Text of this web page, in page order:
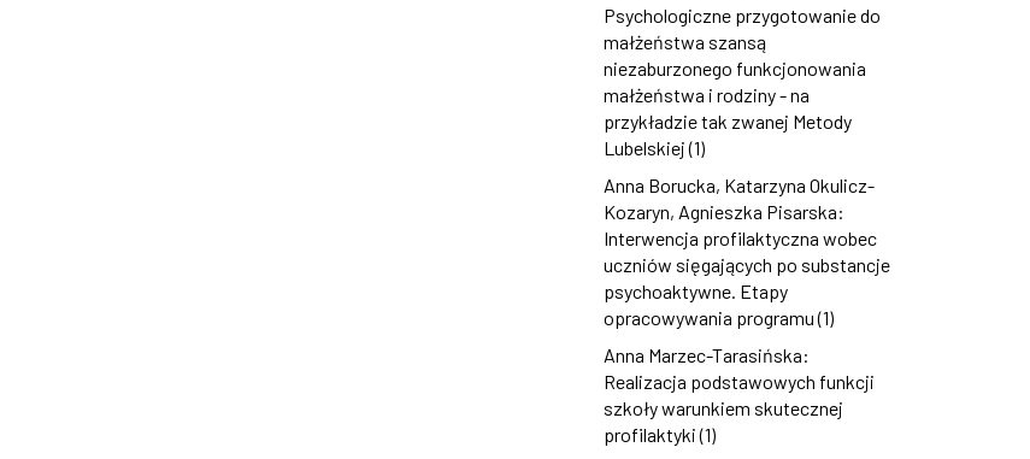
Psychologiczne przygotowanie do
małżeństwa szansą
niezaburzonego funkcjonowania
małżeństwa i rodziny - na
przykładzie tak zwanej Metody
Lubelskiej (1)
Anna Borucka, Katarzyna Okulicz-
Kozaryn, Agnieszka Pisarska:
Interwencja profilaktyczna wobec
uczniów sięgających po substancje
psychoaktywne. Etapy
opracowywania programu (1)
Anna Marzec-Tarasińska:
Realizacja podstawowych funkcji
szkoły warunkiem skutecznej
profilaktyki (1)